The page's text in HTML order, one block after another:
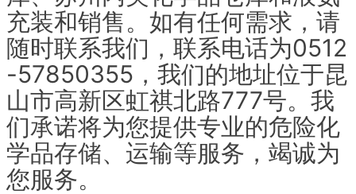
充装和销售。如有任何需求，请
随时联系我们，联系电话为0512
-57850355，我们的地址位于昆
山市高新区虹祺北路777号。我
们承诺将为您提供专业的危险化
学品存储、运输等服务，竭诚为
您服务。